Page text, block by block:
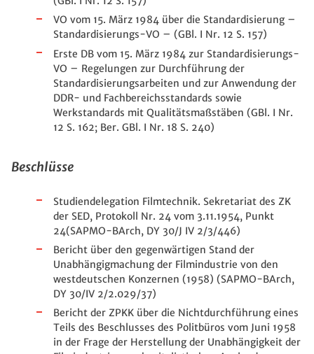
VO vom 15. März 1984 über die Standardisierung –
Standardisierungs-VO – (GBl. I Nr. 12 S. 157)
Erste DB vom 15. März 1984 zur Standardisierungs-
VO – Regelungen zur Durchführung der
Standardisierungsarbeiten und zur Anwendung der
DDR- und Fachbereichsstandards sowie
Werkstandards mit Qualitätsmaßstäben (GBl. I Nr.
12 S. 162; Ber. GBl. I Nr. 18 S. 240)
Beschlüsse
Studiendelegation Filmtechnik. Sekretariat des ZK
der SED, Protokoll Nr. 24 vom 3.11.1954, Punkt
24(SAPMO-BArch, DY 30/J IV 2/3/446)
Bericht über den gegenwärtigen Stand der
Unabhängigmachung der Filmindustrie von den
westdeutschen Konzernen (1958) (SAPMO-BArch,
DY 30/IV 2/2.029/37)
Bericht der ZPKK über die Nichtdurchführung eines
Teils des Beschlusses des Politbüros vom Juni 1958
in der Frage der Herstellung der Unabhängigkeit der